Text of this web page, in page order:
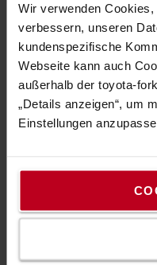
Wir verwenden
verbessern, unseren
kundenspezifische
Webseite kann auch
außerhalb der toyota-
„Details anzeigen“, um
Einstellungen
einem Geräteträger.
Grundlage
für Ihren individuellen
Welche Basis sollten Sie
Je nach Gewicht der zu
stehen Ihnen
und
damit in der Last, die